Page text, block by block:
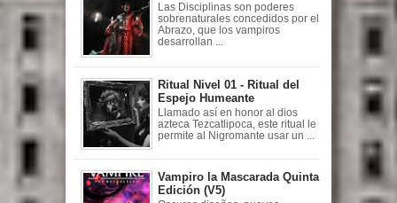
Las Disciplinas son poderes
sobrenaturales concedidos por el
Abrazo, que los vampiros
desarrollan ...
Ritual Nivel 01 - Ritual del
Espejo Humeante
Llamado así en honor al dios
azteca Tezcatlipoca, este ritual le
permite al Nigromante usar un ...
Vampiro la Mascarada Quinta
Edición (V5)